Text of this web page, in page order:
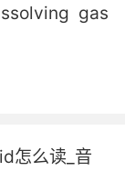
gas
怎么读_音